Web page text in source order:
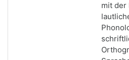
mit der